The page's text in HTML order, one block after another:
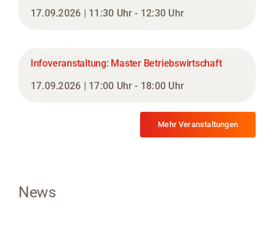
17.09.2026 | 11:30 Uhr - 12:30 Uhr
Infoveranstaltung: Master Betriebswirtschaft
17.09.2026 | 17:00 Uhr - 18:00 Uhr
Mehr Veranstaltungen
News